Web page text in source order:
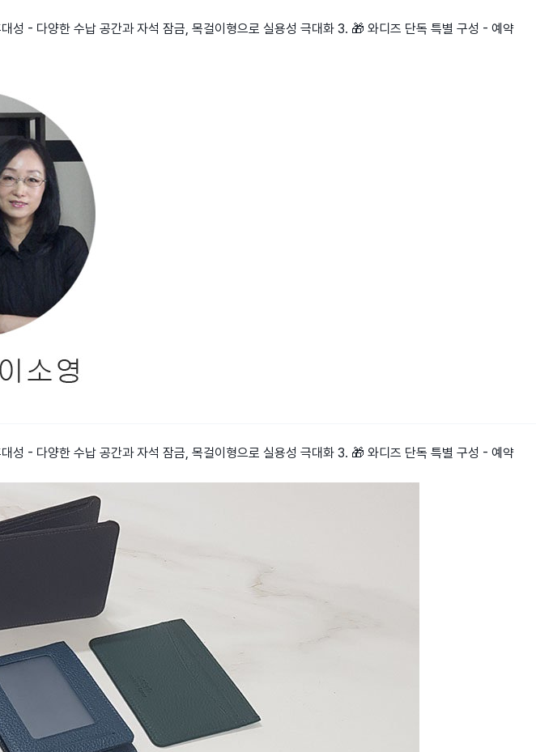
- 다양한 수납 공간과 자석 잠금, 목걸이형으로 실용성 극대화 3. 🎁 와디즈 단독 특별 구성 - 예약
- 다양한 수납 공간과 자석 잠금, 목걸이형으로 실용성 극대화 3. 🎁 와디즈 단독 특별 구성 - 예약